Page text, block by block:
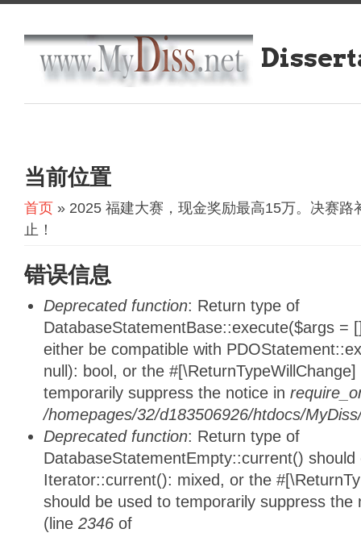
当前位置
首页 » 2025 福建大赛，现金奖励最高15万。决赛
止！
错误信息
Deprecated function: Return type of
DatabaseStatementBase::execute($args =
either be compatible with
null): bool, or the
temporarily suppress the notice in
/homepages/32/d183506926/htdocs/
Deprecated function: Return type of
DatabaseStatementEmpty::current()
Iterator::current(): mixed, or the
should be used to temporarily suppress
(line 2346 of